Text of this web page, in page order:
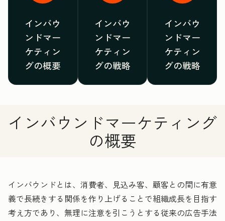
インバウ
ンドマー
ケティン
グの概要
インバウ
ンドマー
ケティン
グの戦略
インバウ
ンドマー
ケティン
グの戦略
インバウンドマーケティング
の概要
インバウンドとは、消費者、見込み客、顧客との間に有意
義で長続きする関係を作り上げることで組織成長を目指す
考え方であり、無理に注意を引こうとする従来の広告手法